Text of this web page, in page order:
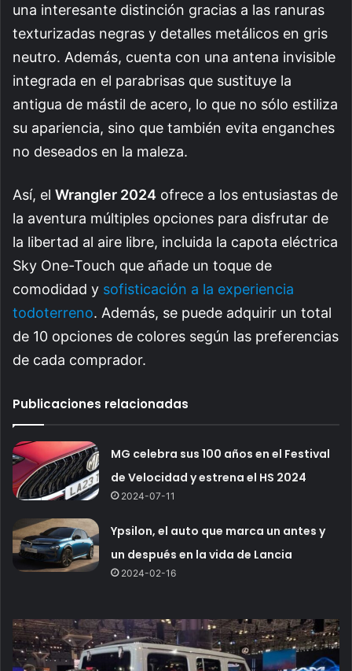
una interesante distinción gracias a las ranuras
texturizadas negras y detalles metálicos en gris
neutro. Además, cuenta con una antena invisible
integrada en el parabrisas que sustituye la
antigua de mástil de acero, lo que no sólo estiliza
su apariencia, sino que también evita enganches
no deseados en la maleza.
Así, el Wrangler 2024 ofrece a los entusiastas de
la aventura múltiples opciones para disfrutar de
la libertad al aire libre, incluida la capota eléctrica
Sky One-Touch que añade un toque de
comodidad y sofisticación a la experiencia
todoterreno. Además, se puede adquirir un total
de 10 opciones de colores según las preferencias
de cada comprador.
Publicaciones relacionadas
MG celebra sus 100 años en el Festival
de Velocidad y estrena el HS 2024
2024-07-11
Ypsilon, el auto que marca un antes y
un después en la vida de Lancia
2024-02-16